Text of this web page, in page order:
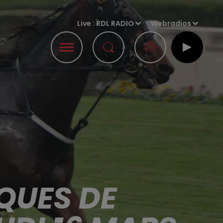
Live :RDL RADIO Webradios
DE